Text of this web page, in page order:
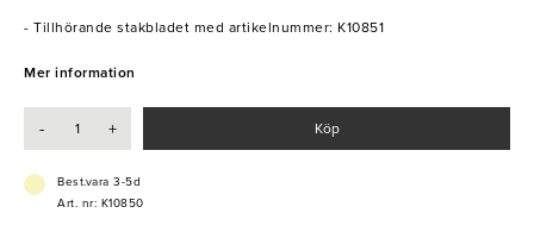
- Tillhörande stakbladet med artikelnummer: K10851
Mer information
- + Köp
Best.vara 3-5d
Art. nr: K10850